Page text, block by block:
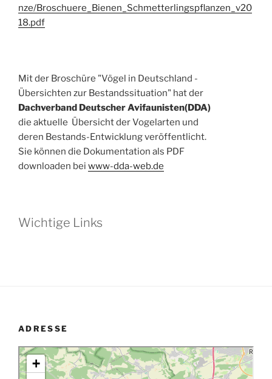
nze/Broschuere_Bienen_Schmetterlingspflanzen_v20
18.pdf
Mit der Broschüre "Vögel in Deutschland -
Übersichten zur Bestandssituation" hat der
Dachverband Deutscher Avifaunisten(DDA)
die aktuelle Übersicht der Vogelarten und
deren Bestands-Entwicklung veröffentlicht.
Sie können die Dokumentation als PDF
downloaden bei www-dda-web.de
Wichtige Links
ADRESSE